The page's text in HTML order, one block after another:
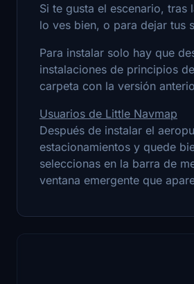
Si te gusta el escenario,
lo ves bien, o para dejar tus
Para instalar solo hay que
instalaciones de principios
carpeta con la versión
Usuarios de Little Navmap
Después de instalar el
estacionamientos y quede
seleccionas en la barra de
ventana emergente que